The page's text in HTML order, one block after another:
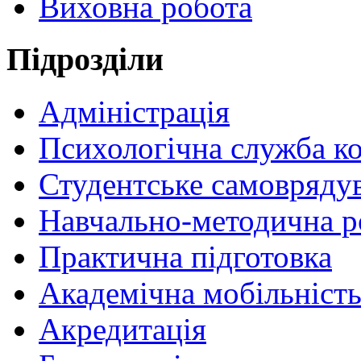
Виховна робота
Пiдрозділи
Адміністрація
Психологічна служба
Студентське
Навчально-методична
Практична підготовка
Академічна мобільність
Акредитація